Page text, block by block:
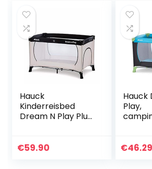
deuren),200 x 180 x
64 cm
Hauck
Kinderreisbed
Dream N Play Plus,
Draagbaar en
€59.90
Hauck
Play,
3-delig
€46.29